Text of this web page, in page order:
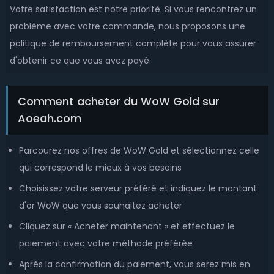
Jaedenar-Alliance Jaedenar-Horde
Jubei'Thos-Horde
Kael'thas-Alliance Kael'thas-Horde
Kargath-Alliance Kargath-Horde
Khadgar-Alliance Khadgar-Horde
Khaz'goroth-Alliance Khaz'goroth-Horde
Kil'jaeden-Alliance Kil'jaeden-Horde
Votre satisfaction est notre priorité. Si vous rencontrez un
problème avec votre commande, nous proposons une
politique de remboursement complète pour vous assurer
d'obtenir ce que vous avez payé.
Comment acheter du WoW Gold sur
Aoeah.com
Parcourez nos offres de WoW Gold et sélectionnez celle
qui correspond le mieux à vos besoins
Choisissez votre serveur préféré et indiquez le montant
d'or WoW que vous souhaitez acheter
Cliquez sur « Acheter maintenant » et effectuez le
paiement avec votre méthode préférée
Après la confirmation du paiement, vous serez mis en